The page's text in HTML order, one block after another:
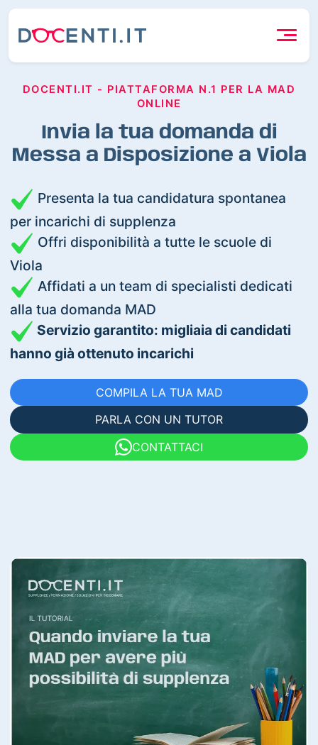
DOCENTI.IT - PIATTAFORMA N.1 PER LA MAD
ONLINE
Invia la tua domanda di
Messa a Disposizione a Viola
Presenta la tua candidatura spontanea
per incarichi di supplenza
Offri disponibilità a tutte le scuole di
Viola
Affidati a un team di specialisti dedicati
alla tua domanda MAD
Servizio garantito: migliaia di candidati
hanno già ottenuto incarichi
COMPILA LA TUA MAD
PARLA CON UN TUTOR
CONTATTACI